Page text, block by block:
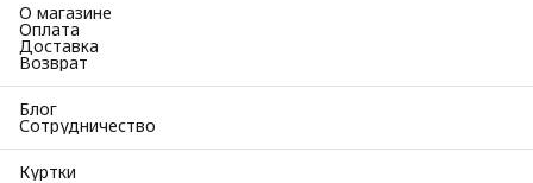
О магазине
Оплата
Доставка
Возврат
Блог
Сотрудничество
Куртки